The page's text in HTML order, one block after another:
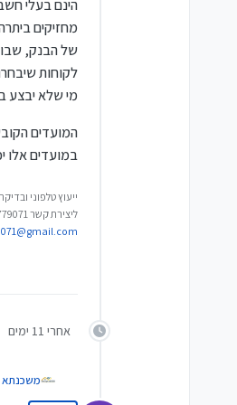
של הבנק,
לקוחות
מי שלא יבצע
במועדים אלו יכולים
ייעוץ טלפוני
ליצירת קשר 055-6779071
אחרי 11 ימים